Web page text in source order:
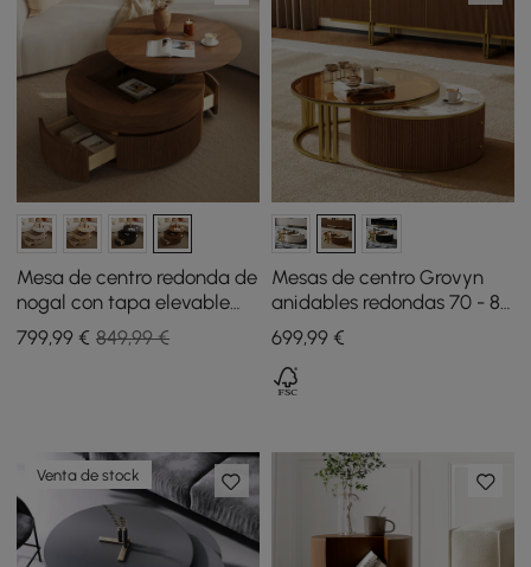
Mesa de centro redonda de
nogal con tapa elevable
estriada de 32" y 2 cajones
799,99 € 849,99 €
Mesas de centro Grovyn
anidables redondas 70 - 80
cm con tapa de piedra
sinterizada nogal
699,99€
Venta de stock